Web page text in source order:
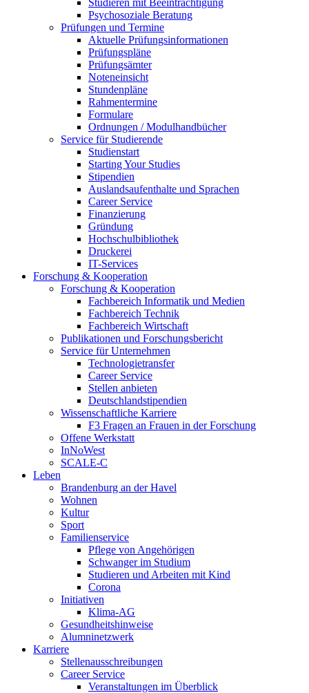
Studieren mit Beeinträchtigung
Psychosoziale Beratung
Prüfungen und Termine
Aktuelle Prüfungsinformationen
Prüfungspläne
Prüfungsämter
Noteneinsicht
Stundenpläne
Rahmentermine
Formulare
Ordnungen / Modulhandbücher
Service für Studierende
Studienstart
Starting Your Studies
Stipendien
Auslandsaufenthalte und Sprachen
Career Service
Finanzierung
Gründung
Hochschulbibliothek
Druckerei
IT-Services
Forschung & Kooperation
Forschung & Kooperation
Fachbereich Informatik und Medien
Fachbereich Technik
Fachbereich Wirtschaft
Publikationen und Forschungsbericht
Service für Unternehmen
Technologietransfer
Career Service
Stellen anbieten
Deutschlandstipendien
Wissenschaftliche Karriere
F3 Fragen an Frauen in der Forschung
Offene Werkstatt
InNoWest
SCALE-C
Leben
Brandenburg an der Havel
Wohnen
Kultur
Sport
Familienservice
Pflege von Angehörigen
Schwanger im Studium
Studieren und Arbeiten mit Kind
Corona
Initiativen
Klima-AG
Gesundheitshinweise
Alumninetzwerk
Karriere
Stellenausschreibungen
Career Service
Veranstaltungen im Überblick